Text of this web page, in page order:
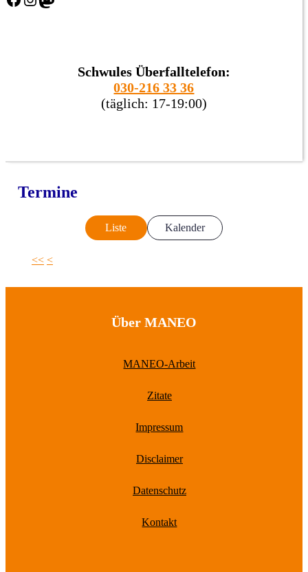
Schwules Überfalltelefon:
030-216 33 36
(täglich: 17-19:00)
Termine
Liste Kalender
<< <
Über MANEO
MANEO-Arbeit
Zitate
Impressum
Disclaimer
Datenschutz
Kontakt